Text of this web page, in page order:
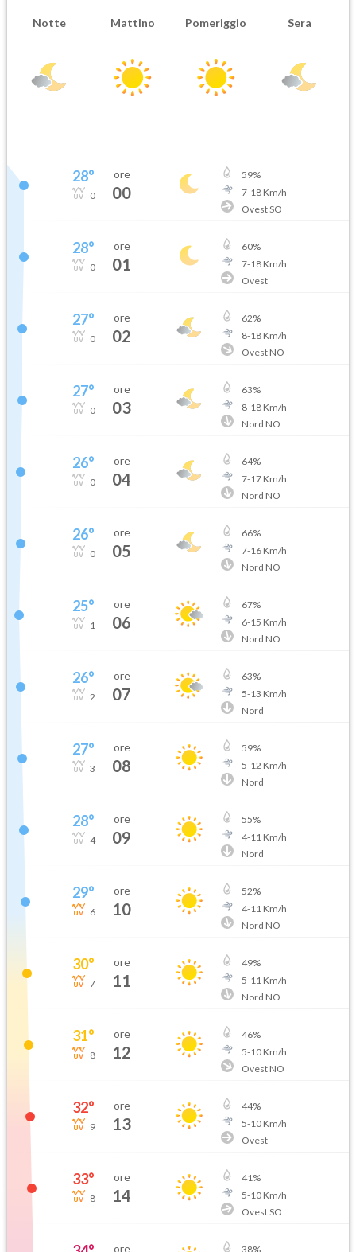
Notte Mattino Pomeriggio Sera
28°
0
ore
00
59%
7-18Km/h
Ovest SO
28°
0
ore
01
60%
7-18Km/h
Ovest
27°
0
ore
02
62%
8-18Km/h
Ovest NO
27°
0
ore
03
63%
8-18Km/h
Nord NO
26°
0
ore
04
64%
7-17Km/h
Nord NO
26°
0
ore
05
66%
7-16Km/h
Nord NO
25°
1
ore
06
67%
6-15 Km/h
Nord NO
26°
2
ore
07
63%
5-13 Km/h
Nord
27°
3
ore
08
59%
5-12 Km/h
Nord
28°
4
ore
09
55%
4-11 Km/h
Nord
29°
6
ore
10
52%
4-11 Km/h
Nord NO
30°
7
ore
11
49%
5-11 Km/h
Nord NO
31°
8
ore
12
46%
5-10Km/h
Ovest NO
32°
9
ore
13
44%
5-10Km/h
Ovest
33°
8
ore
14
41%
5-10Km/h
Ovest SO
ore 38%